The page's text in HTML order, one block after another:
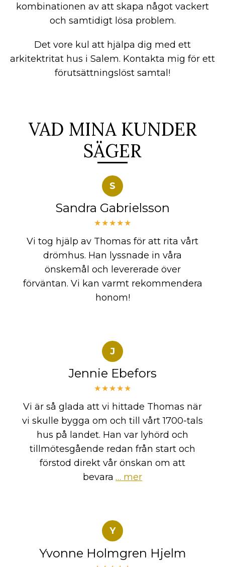
kombinationen av att skapa något vackert
och samtidigt lösa problem.
Det vore kul att hjälpa dig med ett
arkitektritat hus i Salem. Kontakta mig för ett
förutsättningslöst samtal!
VAD MINA KUNDER
SÄGER
S
Sandra Gabrielsson
★★★★★
Vi tog hjälp av Thomas för att rita vårt
drömhus. Han lyssnade in våra
önskemål och levererade över
förväntan. Vi kan varmt rekommendera
honom!
J
Jennie Ebefors
★★★★★
Vi är så glada att vi hittade Thomas när
vi skulle bygga om och till vårt 1700-tals
hus på landet. Han var lyhörd och
tillmötesgående redan från start och
förstod direkt vår önskan om att
bevara … mer
Y
Yvonne Holmgren Hjelm